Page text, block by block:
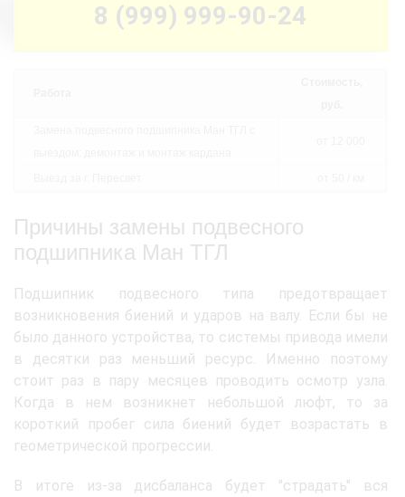
8 (999) 999-90-24
Причины замены подвесного
подшипника Ман ТГЛ
Подшипник подвесного типа предотвращает
возникновения биений и ударов на валу. Если бы не
было данного устройства, то системы привода имели
в десятки раз меньший ресурс. Именно поэтому
стоит раз в пару месяцев проводить осмотр узла.
Когда в нем возникнет небольшой люфт, то за
короткий пробег сила биений будет возрастать в
геометрической прогрессии.
В итоге из-за дисбаланса будет "страдать" вся